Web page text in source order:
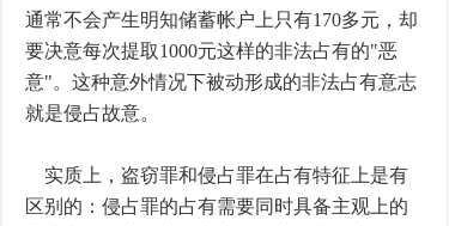
通常不会产生明知储蓄帐户上只有170多元，却
要决意每次提取1000元这样的非法占有的"恶
意"。这种意外情况下被动形成的非法占有意志
就是侵占故意。
实质上，盗窃罪和侵占罪在占有特征上是有
区别的：侵占罪的占有需要同时具备主观上的